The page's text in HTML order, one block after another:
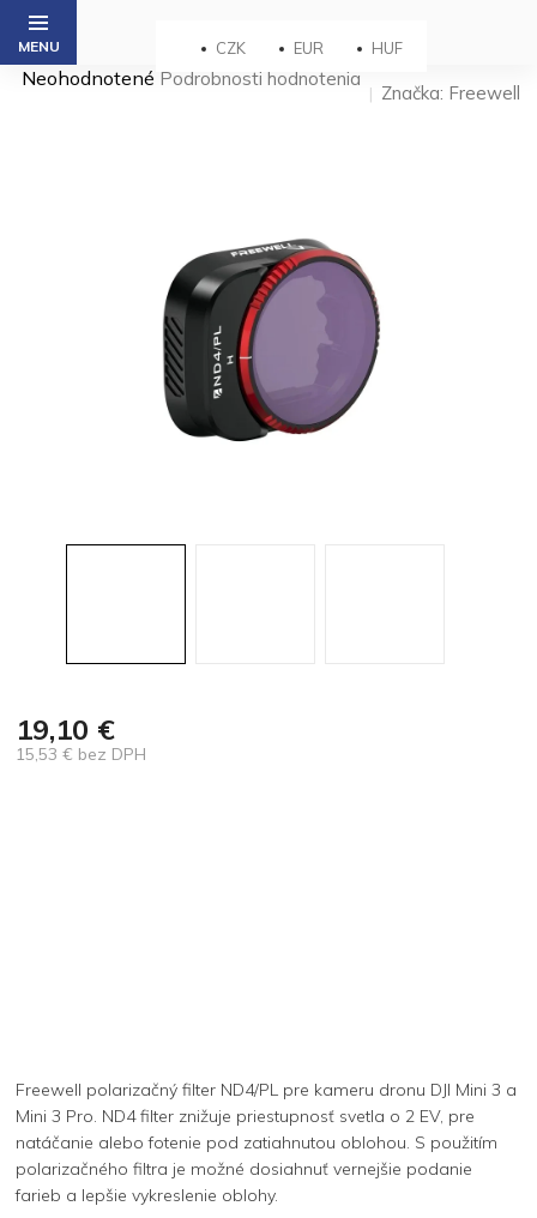
Prejsť
obsah
CZK EUR HUF
Priemerné
Neohodnotené Podrobnosti hodnotenia
Značka: Freewell
19,10 €
15,53 € bez DPH
Freewell polarizačný filter ND4/PL pre kameru dronu DJI Mini 3 a
Mini 3 Pro. ND4 filter znižuje priestupnosť svetla o 2 EV, pre
natáčanie alebo fotenie pod zatiahnutou oblohou. S použitím
polarizačného filtra je možné dosiahnuť vernejšie podanie
farieb a lepšie vykreslenie oblohy.